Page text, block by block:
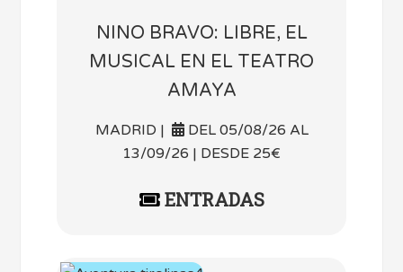
NINO BRAVO: LIBRE, EL
MUSICAL EN EL TEATRO
AMAYA
MADRID |
DEL 05/08/26 AL
13/09/26 | DESDE 25€
ENTRADAS